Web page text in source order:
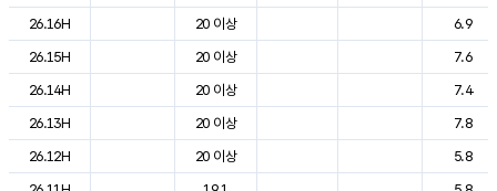
26.16H
20 이상
6.9
26.15H
20 이상
7.6
26.14H
20 이상
7.4
26.13H
20 이상
7.8
26.12H
20 이상
5.8